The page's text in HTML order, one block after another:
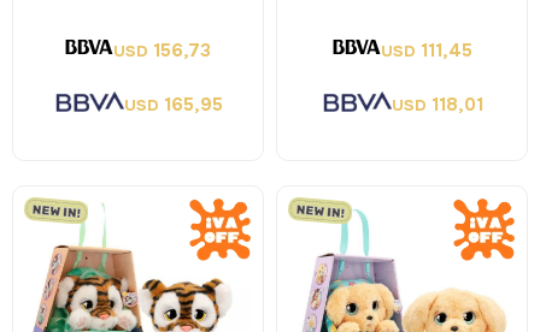
USD 156,73
USD 165,95
USD 111,45
USD 118,01